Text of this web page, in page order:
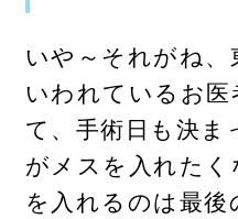
いや～それがね、
いわれているお
て、手術日も決ま
がメスを入れたく
を入れるのは最後